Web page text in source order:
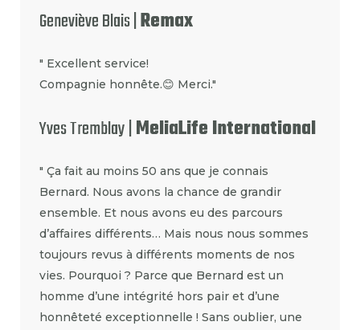
Geneviève Blais |Remax
" Excellent service!
Compagnie honnête.😊 Merci."
Yves Tremblay |MeliaLife International
" Ça fait au moins 50 ans que je connais
Bernard. Nous avons la chance de grandir
ensemble. Et nous avons eu des parcours
d’affaires différents… Mais nous nous sommes
toujours revus à différents moments de nos
vies. Pourquoi ? Parce que Bernard est un
homme d’une intégrité hors pair et d’une
honnêteté exceptionnelle ! Sans oublier, une